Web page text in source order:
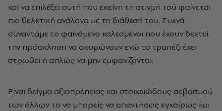
και να επιλέξει αυτή που εκείνη τη στιγμή τού φαίνεται
πιο θελκτική ανάλογα με τη διάθεσή του. Συχνά
συναντάμε το φαινόμενο καλεσμένοι που έχουν δεχτεί
την πρόσκληση να ακυρώνουν ενώ το τραπέζι έχει
στρωθεί ή απλώς να μην εμφανίζονται.
Είναι δείγμα αξιοπρέπειας και στοιχειώδους σεβασμού
των άλλων το να μπορείς να απαντήσεις εγκαίρως και